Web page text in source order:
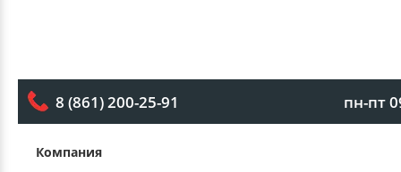
8 (861) 200-25-91 пн-пт
Компания